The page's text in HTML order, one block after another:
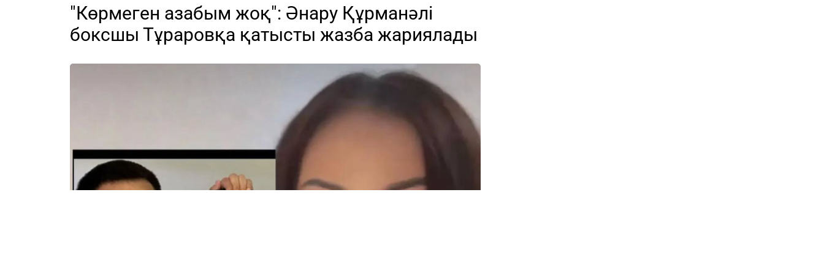
"Көрмеген азабым жоқ": Әнару Құрманәлі
боксшы Тұраровқа қатысты жазба жариялады